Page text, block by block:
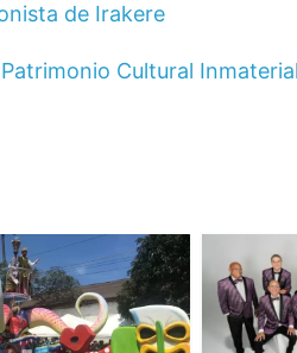
de Irakere
Cultural